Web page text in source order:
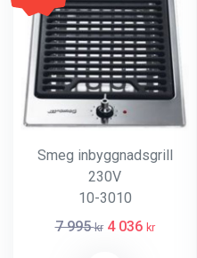
Smeg inbyggnadsgrill
230V
10-3010
7 995kr4 036 kr